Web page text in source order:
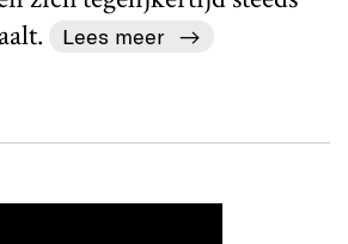
Lees meer